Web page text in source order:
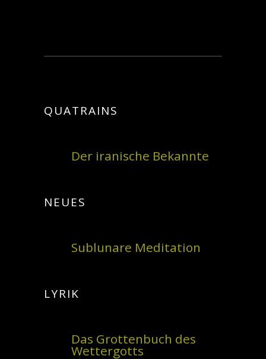
QUATRAINS
Der iranische Bekannte
NEUES
Sublunare Meditation
LYRIK
Das Grottenbuch des
Wettergotts